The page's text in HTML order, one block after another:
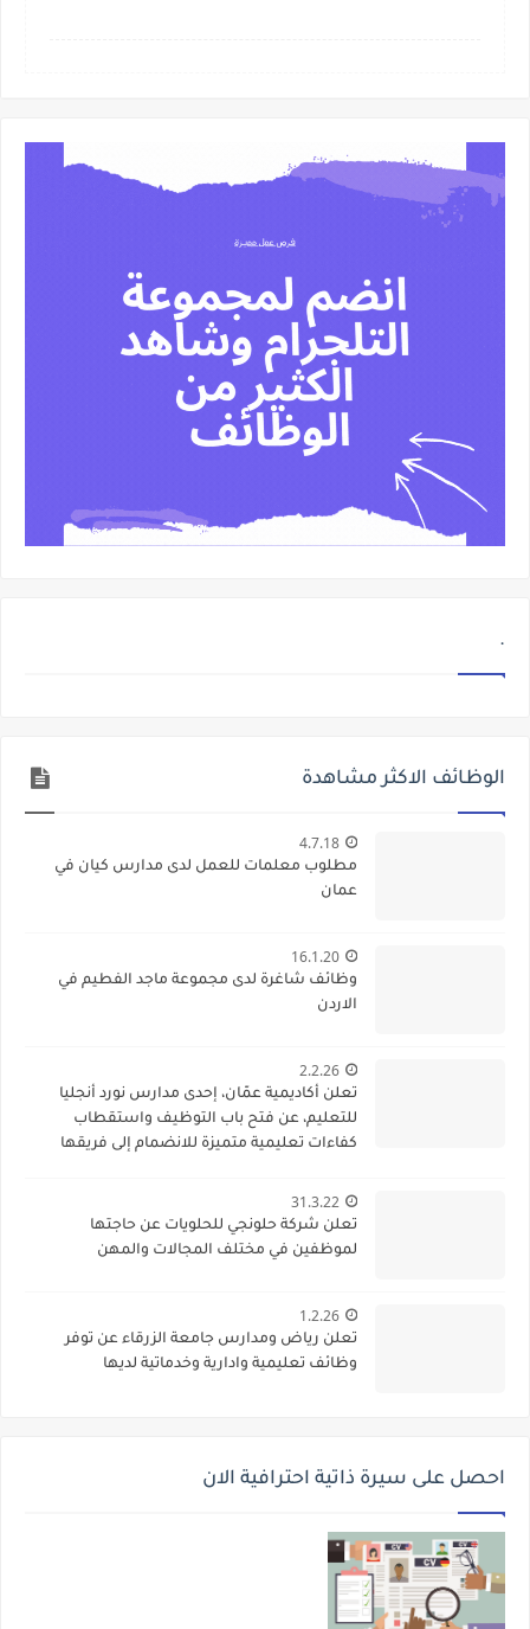
.
الوظائف الاكثر مشاهدة
4.7.18
مطلوب معلمات للعمل لدى مدارس كيان في
عمان
16.1.20
وظائف شاغرة لدى مجموعة ماجد الفطيم في
الاردن
2.2.26
تعلن أكاديمية عمّان، إحدى مدارس نورد أنجليا
للتعليم، عن فتح باب التوظيف واستقطاب
كفاءات تعليمية متميزة للانضمام إلى فريقها
31.3.22
تعلن شركة حلونجي للحلويات عن حاجتها
لموظفين في مختلف المجالات والمهن
1.2.26
تعلن رياض ومدارس جامعة الزرقاء عن توفر
وظائف تعليمية وادارية وخدماتية لديها
احصل على سيرة ذاتية احترافية الان